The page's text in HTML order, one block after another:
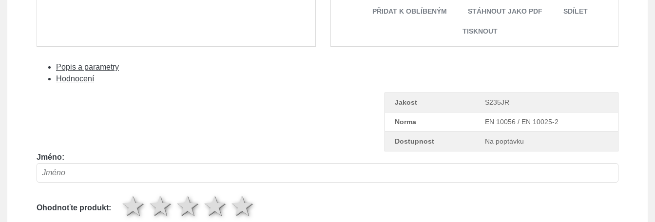
PŘIDAT K OBLÍBENÝM STÁHNOUT JAKO PDF SDÍLET
TISKNOUT
Popis a parametry
Hodnocení
Jakost S235JR
Norma EN 10056 / EN 10025-2
Dostupnost Na poptávku
Jméno:
Ohodnoťte produkt: 4 hvězdy
3 hvězdy
2 hvězdy
1 hvězda